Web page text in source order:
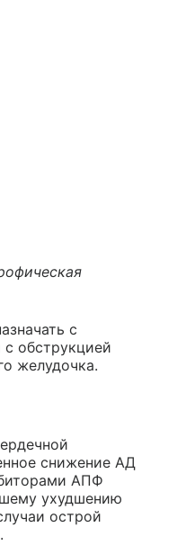
с
обструкцией
желудочка.
снижение АД
АПФ
ухудшению
острой